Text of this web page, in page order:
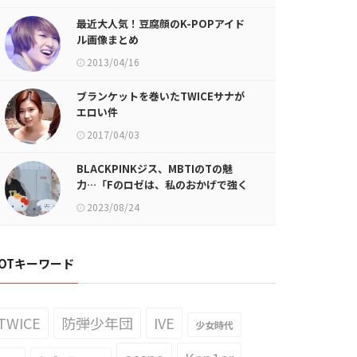
最近大人気！豆腐顔のK-POPアイド
ル画像まとめ
2013/04/16
ブランケットを巻いたTWICEサナが
エロい件
2017/04/03
BLACKPINKジス、MBTIのTの魅
力…「Fのロゼは、私のおかげで強く
なれた」
2023/08/24
キーワード
防弾少年団 IVE 少女時代